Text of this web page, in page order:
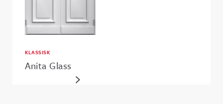
KLASSISK
Anita Glass